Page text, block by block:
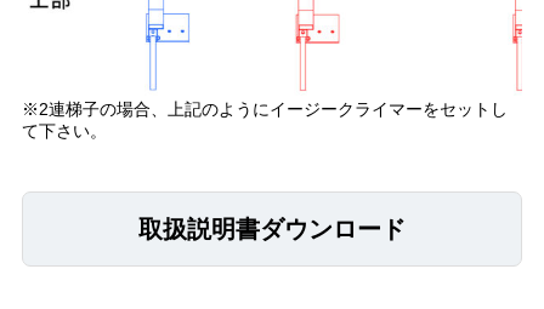
※2連梯子の場合、上記のようにイージークライマーをセットし
て下さい。
取扱説明書ダウンロード